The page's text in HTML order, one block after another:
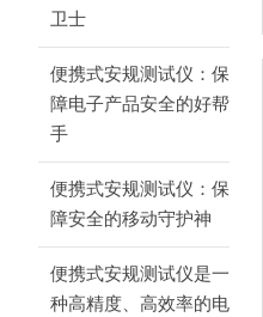
卫士
便携式安规测试仪：保
障电子产品安全的好帮
手
便携式安规测试仪：保
障安全的移动守护神
便携式安规测试仪是一
种高精度、高效率的电